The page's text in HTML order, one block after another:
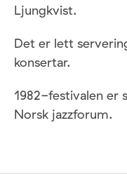
Ljungkvist.
Det er lett
konsertar.
1982-festivalen er
Norsk jazzforum.